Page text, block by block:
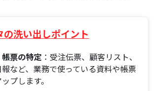
洗い出しポイント
票の特定 ：受注伝票、顧客リスト、
など、業務で使っている資料や帳票
プします。